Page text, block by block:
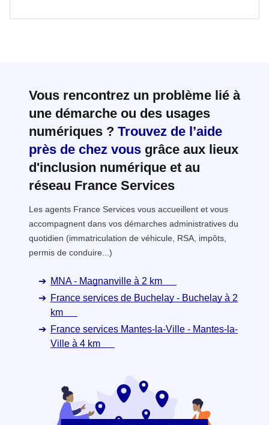
Vous rencontrez un problème lié à
une démarche ou des usages
numériques ? Trouvez de l’aide
près de chez vous grâce aux lieux
d'inclusion numérique et au
réseau France Services
Les agents France Services vous accueillent et vous
accompagnent dans vos démarches administratives du
quotidien (immatriculation de véhicule, RSA, impôts,
permis de conduire...)
MNA - Magnanville à 2 km
France services de Buchelay - Buchelay à 2
km
France services Mantes-la-Ville - Mantes-la-
Ville à 4 km